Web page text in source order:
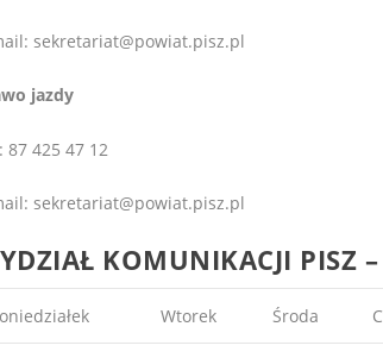
sekretariat@powiat.pisz.pl
jazdy
87 425 47 12
sekretariat@powiat.pisz.pl
KOMUNIKACJI PISZ
Wtorek Środa